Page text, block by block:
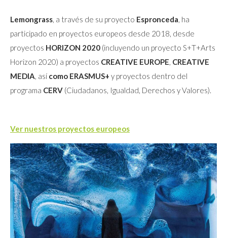
Lemongrass, a través de su proyecto Espronceda, ha
participado en proyectos europeos desde 2018, desde
proyectos HORIZON 2020 (incluyendo un proyecto S+T+Arts
Horizon 2020) a proyectos CREATIVE EUROPE, CREATIVE
MEDIA, así como ERASMUS+ y proyectos dentro del
programa CERV (Ciudadanos, Igualdad, Derechos y Valores).
Ver nuestros proyectos europeos